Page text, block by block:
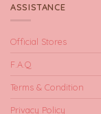
ASSISTANCE
Official Stores
F.A.Q
Terms & Condition
Privacy Policy